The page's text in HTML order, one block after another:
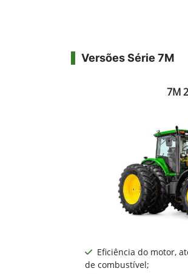
Versões Série 7M
7M
Eficiência do motor,
de combustível;